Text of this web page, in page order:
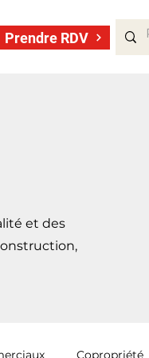
Prendre RDV
et des
Copropriété